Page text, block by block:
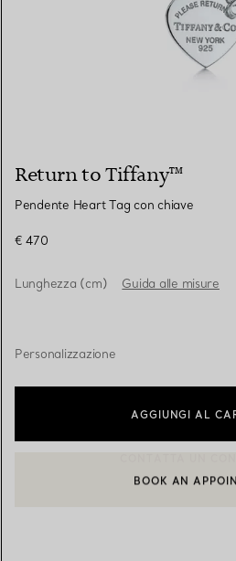
Return to Tiffany™
Pendente Heart Tag con chiave
€ 470
Lunghezza (cm) Guida alle misure
Personalizzazione
AGGIUNGI AL
CONTATTA UN CONSULENTE
BOOK AN